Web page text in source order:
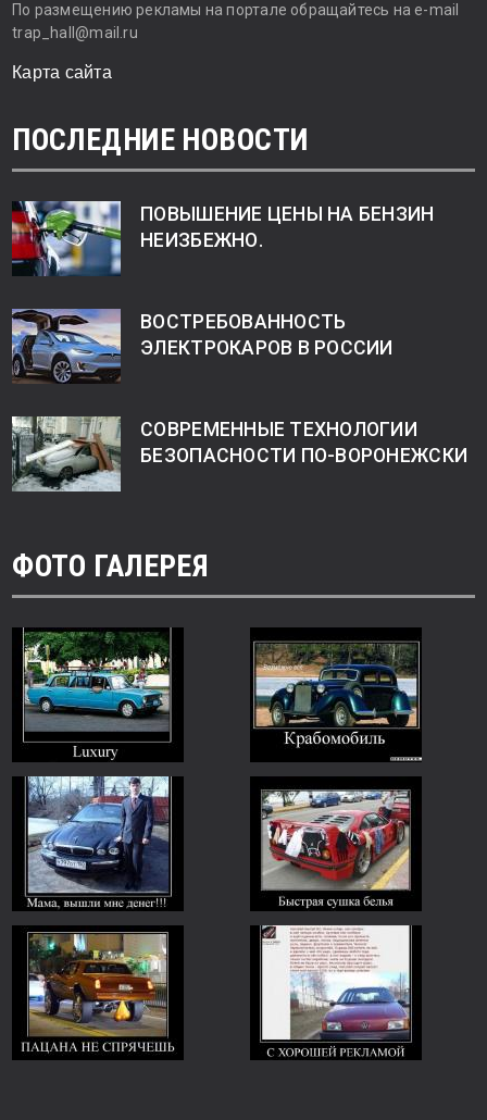
По размещению рекламы на портале обращайтесь на e-mail
trap_hall@mail.ru
Карта сайта
ПОСЛЕДНИЕ НОВОСТИ
ПОВЫШЕНИЕ ЦЕНЫ НА БЕНЗИН
НЕИЗБЕЖНО.
ВОСТРЕБОВАННОСТЬ
ЭЛЕКТРОКАРОВ В РОССИИ
СОВРЕМЕННЫЕ ТЕХНОЛОГИИ
БЕЗОПАСНОСТИ ПО-ВОРОНЕЖСКИ
ФОТО ГАЛЕРЕЯ